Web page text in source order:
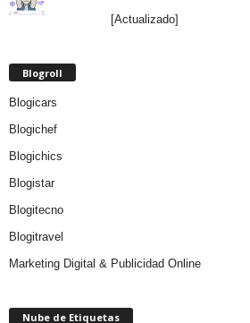
[Actualizado]
Blogroll
Blogicars
Blogichef
Blogichics
Blogistar
Blogitecno
Blogitravel
Marketing Digital & Publicidad Online
Nube de Etiquetas